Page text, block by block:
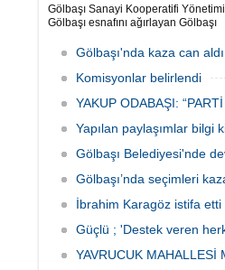
Gölbaşı Sanayi Kooperatifi
Gölbaşı esnafını ağırlayan Gölbaşı
istişare ile yöneteceklerini belirterek
“Yeni projeleri hayata geçireceğiz.
Gölbaşı’mızın daha yaşanabilir,
Gölbaşı'nda kaza can aldı
Komisyonlar belirlendi
YAKUP ODABAŞI:
Yapılan paylaşımlar bilgi
Gölbaşı Belediyesi'nde
Gölbaşı’nda seçimleri
İbrahim Karagöz istifa etti
Güçlü ; 'Destek veren
YAVRUCUK MAHALLESİ